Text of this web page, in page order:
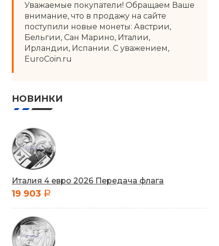
Уважаемые покупатели! Обращаем Ваше
внимание, что в продажу на сайте
поступили новые монеты: Австрии,
Бельгии, Сан Марино, Италии,
Ирландии, Испании. С уважением,
EuroCoin.ru
НОВИНКИ
Италия 4 евро 2026 Передача флага
19 903 a